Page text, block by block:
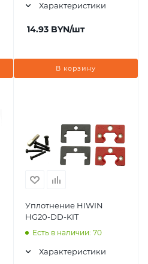
Характеристики
14.93 BYN/шт
В корзину
Уплотнение HIWIN
HG20-DD-KIT
Есть в наличии: 70
Характеристики